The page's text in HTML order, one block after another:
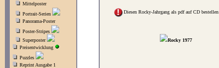
Mittelposter
Portrait-Serien
Panorama-Poster
Poster-Stripes
Superposter
Preisentwicklung
Puzzles
Reprint Ausgabe 1
Diesen Rocky-Jahrgang als pdf auf CD bestellen
Rocky 1977